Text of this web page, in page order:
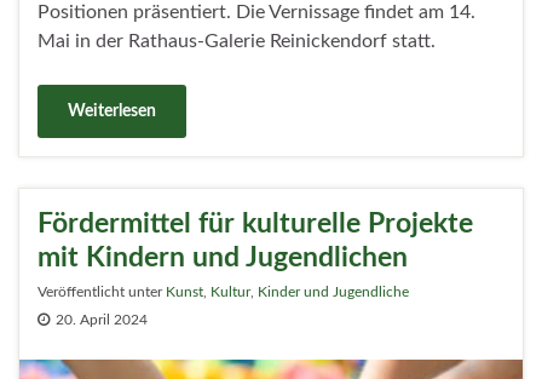
Positionen präsentiert. Die Vernissage findet am 14.
Mai in der Rathaus-Galerie Reinickendorf statt.
Weiterlesen
Fördermittel für kulturelle Projekte
mit Kindern und Jugendlichen
Veröffentlicht unter Kunst Kultur, Kinder und Jugendliche
20. April 2024